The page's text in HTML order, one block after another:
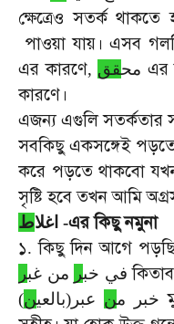
ক্ষেত্রেও সতর্ক থাকতে
পাওয়া যায়। এসব
এর কারণে, محقق এর
কারণে।
এজন্য এগুলি সতর্কতার
সবকিছু একসঙ্গেই
করে পড়তে থাকবো
সৃষ্টি হবে তখন আমি
اغلاط -এর কিছু নমুনা
১.কিছু দিন আগে
في خبر من غبر
خبر من عبر(بالعين)